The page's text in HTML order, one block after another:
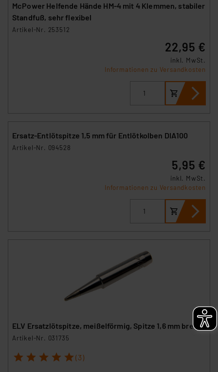
McPower Helfende Hände HM-4 mit 4 Klemmen, stabiler
Standfuß, sehr flexibel
Artikel-Nr. 253512
22,95 €
inkl. MwSt.
Informationen zu Versandkosten
Ersatz-Entlötspitze 1,5 mm für Entlötkolben DIA100
Artikel-Nr. 094528
5,95 €
inkl. MwSt.
Informationen zu Versandkosten
ELV Ersatzlötspitze, meißelförmig, Spitze 1,6 mm breit
Artikel-Nr. 031735
1 2 3 4 5 (3)